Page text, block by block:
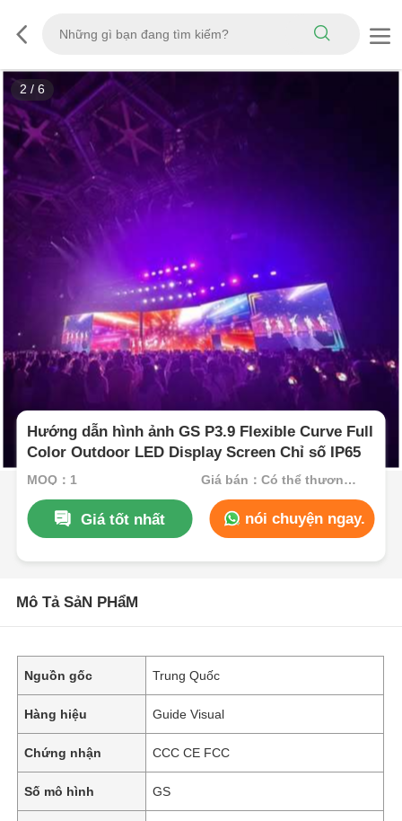
3 / 6
Hướng dẫn hình ảnh GS P3.9 Flexible Curve Full
Color Outdoor LED Display Screen Chỉ số IP65
MOQ：1 Giá bán：Có thể thương lượng
Giá tốt nhất nói chuyện ngay.
Mô Tả SảN PHẩM
Nguồn gốc Trung Quốc
Hàng hiệu Guide Visual
Chứng nhận CCC CE FCC
Số mô hình GS